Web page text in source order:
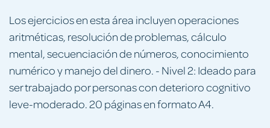
Los ejercicios en esta área incluyen operaciones
aritméticas, resolución de problemas, cálculo
mental, secuenciación de números, conocimiento
numérico y manejo del dinero. - Nivel 2: Ideado para
ser trabajado por personas con deterioro cognitivo
leve-moderado. 20 páginas en formato A4.